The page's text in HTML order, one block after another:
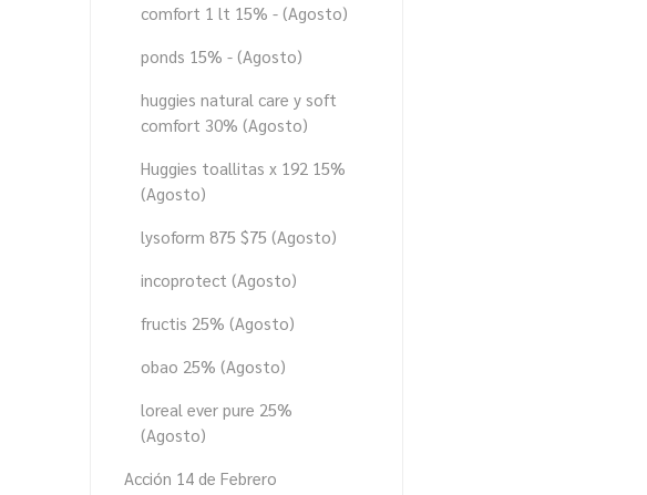
comfort 1 lt 15% - (Agosto)
ponds 15% - (Agosto)
huggies natural care y soft
comfort 30% (Agosto)
Huggies toallitas x 192 15%
(Agosto)
lysoform 875 $75 (Agosto)
incoprotect (Agosto)
fructis 25% (Agosto)
obao 25% (Agosto)
loreal ever pure 25%
(Agosto)
Acción 14 de Febrero